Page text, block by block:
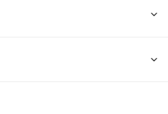
standard costa 3,95 € e